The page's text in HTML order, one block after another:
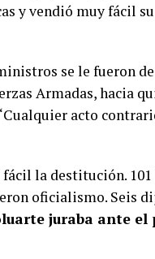
y vendió muy fácil
se le fueron
Armadas, hacia
acto
fácil la destitución.
oficialismo. Seis
juraba ante